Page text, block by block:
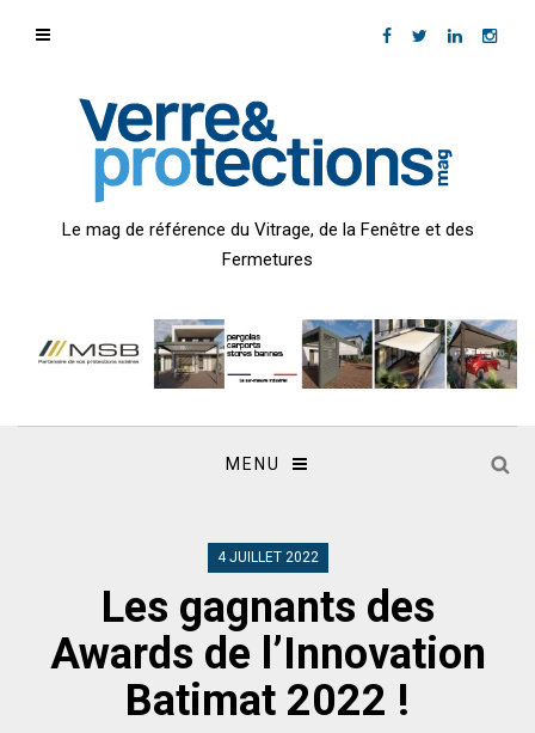
Le mag de référence du Vitrage, de la Fenêtre et des
Fermetures
MENU
4 JUILLET 2022
Les gagnants des
Awards de l’Innovation
Batimat 2022 !